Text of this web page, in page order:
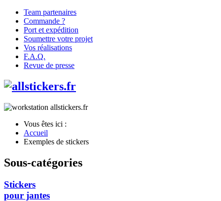
Team partenaires
Commande ?
Port et expédition
Soumettre votre projet
Vos réalisations
F.A.Q.
Revue de presse
Vous êtes ici :
Accueil
Exemples de stickers
Sous-catégories
Stickers
pour jantes